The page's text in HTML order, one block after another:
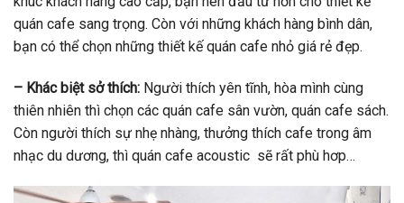
quán cafe sang trọng. Còn với những khách hàng bình dân,
bạn có thể chọn những thiết kế quán cafe nhỏ giá rẻ đẹp.
– Khác biệt sở thích: Người thích yên tĩnh, hòa mình cùng
thiên nhiên thì chọn các quán cafe sân vườn, quán cafe sách.
Còn người thích sự nhẹ nhàng, thưởng thích cafe trong âm
nhạc du dương, thì quán cafe acoustic sẽ rất phù hơp…